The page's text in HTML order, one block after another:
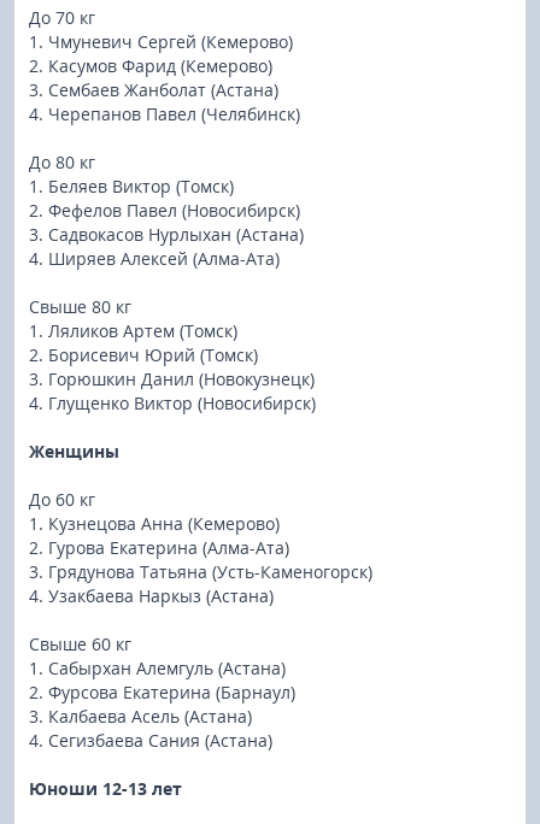
До 70 кг
1. Чмуневич Сергей (Кемерово)
2. Касумов Фарид (Кемерово)
3. Сембаев Жанболат (Астана)
4. Черепанов Павел (Челябинск)
До 80 кг
1. Беляев Виктор (Томск)
2. Фефелов Павел (Новосибирск)
3. Садвокасов Нурлыхан (Астана)
4. Ширяев Алексей (Алма-Ата)
Свыше 80 кг
1. Ляликов Артем (Томск)
2. Борисевич Юрий (Томск)
3. Горюшкин Данил (Новокузнецк)
4. Глущенко Виктор (Новосибирск)
Женщины
До 60 кг
1. Кузнецова Анна (Кемерово)
2. Гурова Екатерина (Алма-Ата)
3. Грядунова Татьяна (Усть-Каменогорск)
4. Узакбаева Наркыз (Астана)
Свыше 60 кг
1. Сабырхан Алемгуль (Астана)
2. Фурсова Екатерина (Барнаул)
3. Калбаева Асель (Астана)
4. Сегизбаева Сания (Астана)
Юноши 12-13 лет